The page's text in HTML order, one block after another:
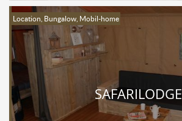
Location, Bungalow, Mobil-home
SAFARILODGE